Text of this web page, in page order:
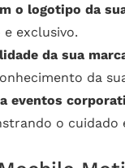
o logotipo da
exclusivo.
da sua
da
eventos
o cuidado